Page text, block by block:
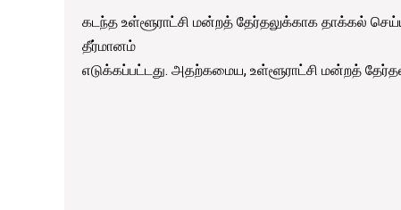
கடந்த உள்ளூராட்சி மன்றத் தேர்தலுக்காக தாக்கல்
தீர்மானம்
எடுக்கப்பட்டது. அதற்கமைய, உள்ளூராட்சி மன்றத்